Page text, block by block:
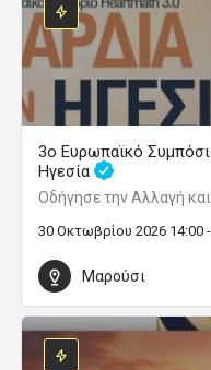
3ο Ευρωπαϊκό
Ηγεσία
Οδήγησε την Αλλαγή
30 Οκτωβρίου 2026 14:00
Μαρούσι